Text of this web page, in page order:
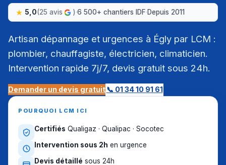
5,0(25 avis )·6 500+ chantiers IDF·Depuis 2011
Artisan dépannage et urgences à Égly par LCM :
plombier, chauffagiste, électricien, climaticien.
Intervention rapide 7j/7, devis gratuit sous 24h.
Demander un devis gratuit📞 01 34 10 91 61
POURQUOI LCM ICI
Certifiés Qualigaz · Qualipac · Socotec
Intervention sous 2h en urgence
Devis détaillé sous 24h